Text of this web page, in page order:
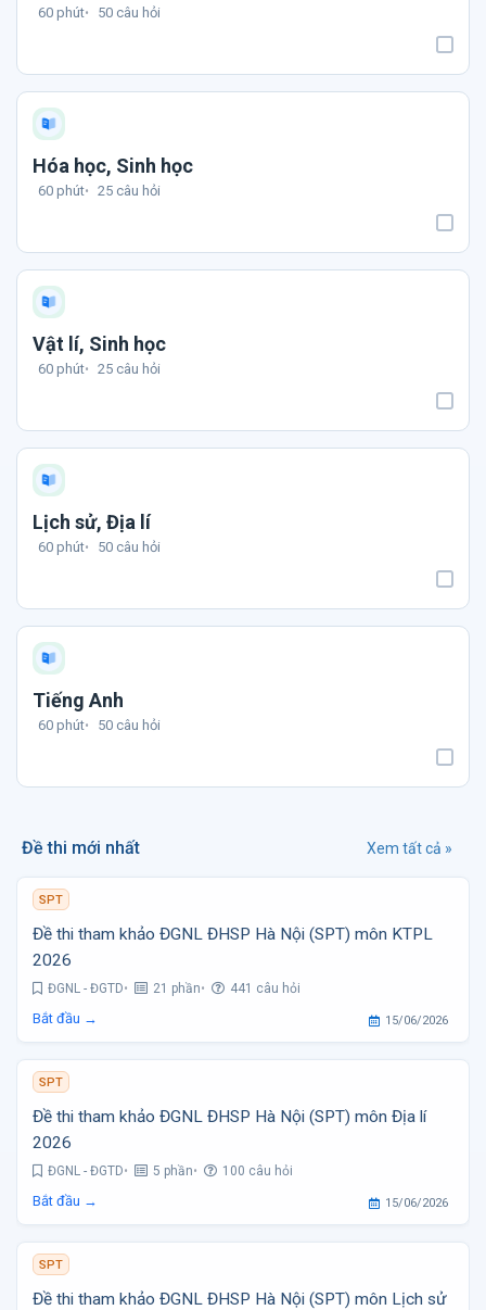
60 phút 50 câu hỏi
Hóa học, Sinh học
60 phút 25 câu hỏi
Vật lí, Sinh học
60 phút 25 câu hỏi
Lịch sử, Địa lí
60 phút 50 câu hỏi
Tiếng Anh
60 phút 50 câu hỏi
Đề thi mới nhất Xem tất cả »
SPT
Đề thi tham khảo ĐGNL ĐHSP Hà Nội (SPT) môn KTPL
2026
ĐGNL - ĐGTD 21 phần 441 câu hỏi
Bắt đầu → 15/06/2026
SPT
Đề thi tham khảo ĐGNL ĐHSP Hà Nội (SPT) môn Địa lí
2026
ĐGNL - ĐGTD 5 phần 100 câu hỏi
Bắt đầu → 15/06/2026
SPT
Đề thi tham khảo ĐGNL ĐHSP Hà Nội (SPT) môn Lịch sử